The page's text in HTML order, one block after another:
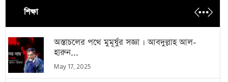
শিক্ষা
অস্তাচলের পথে মুমূর্ষুর সজ্ঞা । আবদুল্লাহ আল-
হারুন...
May 17, 2025